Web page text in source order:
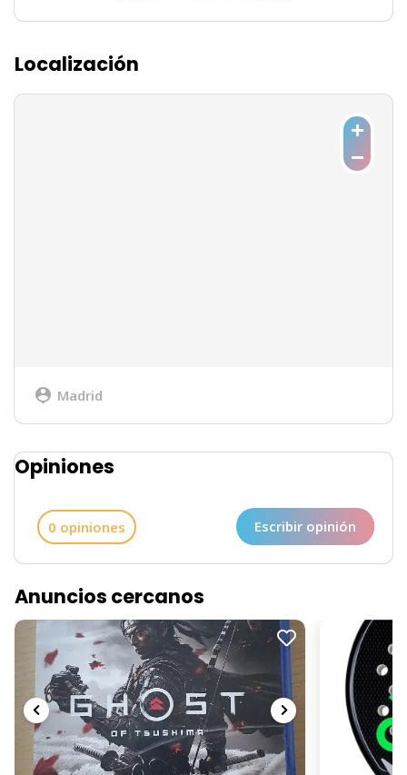
Localización
Madrid
Opiniones
0 opiniones Escribir opinión
Anuncios cercanos